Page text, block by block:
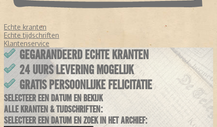
Echte kranten
Echte tijdschriften
Klantenservice
GEGARANDEERD ECHTE KRANTEN
24 UURS LEVERING MOGELIJK
GRATIS PERSOONLIJKE FELICITATIE
SELECTEER EEN DATUM EN BEKIJK
ALLE KRANTEN & TIJDSCHRIFTEN:
SELECTEER EEN DATUM EN ZOEK IN HET ARCHIEF: